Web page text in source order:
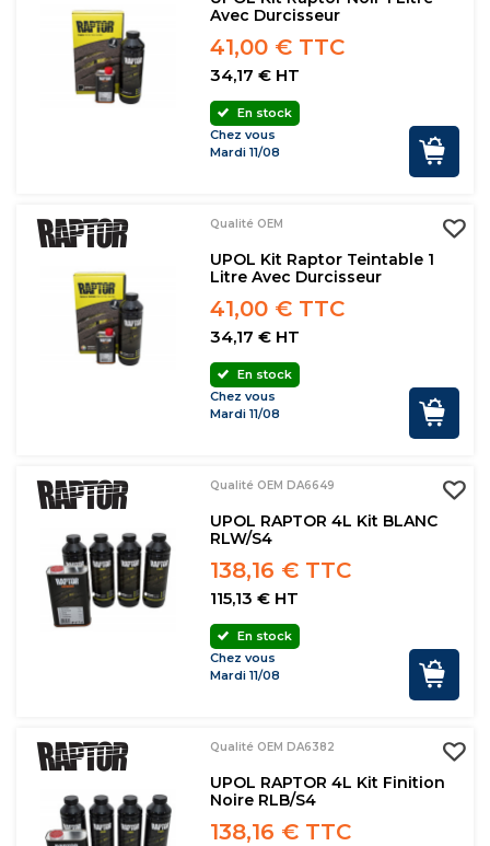
Avec Durcisseur
41,00 € TTC
34,17 € HT
En stock
Chez vous
Mardi 11/08
Qualité OEM
UPOL Kit Raptor Teintable 1
Litre Avec Durcisseur
41,00 € TTC
34,17 € HT
En stock
Chez vous
Mardi 11/08
Qualité OEM DA6649
UPOL RAPTOR 4L Kit BLANC
RLW/S4
138,16 € TTC
115,13 € HT
En stock
Chez vous
Mardi 11/08
Qualité OEM DA6382
UPOL RAPTOR 4L Kit Finition
Noire RLB/S4
138,16 € TTC